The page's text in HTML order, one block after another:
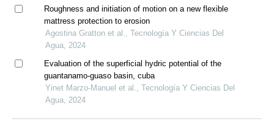
Roughness and initiation of motion on a new flexible
mattress protection to erosion
Agostina Gratton et al., Tecnología Y Ciencias Del
Agua, 2024
Evaluation of the superficial hydric potential of the
guantanamo-guaso basin, cuba
Yinet Marzo-Manuel et al., Tecnología Y Ciencias Del
Agua, 2024